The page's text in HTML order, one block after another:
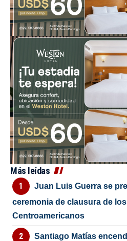
Más leídas
Juan Luis Guerra se
ceremonia de clausura de
Centroamericanos
Santiago Matías